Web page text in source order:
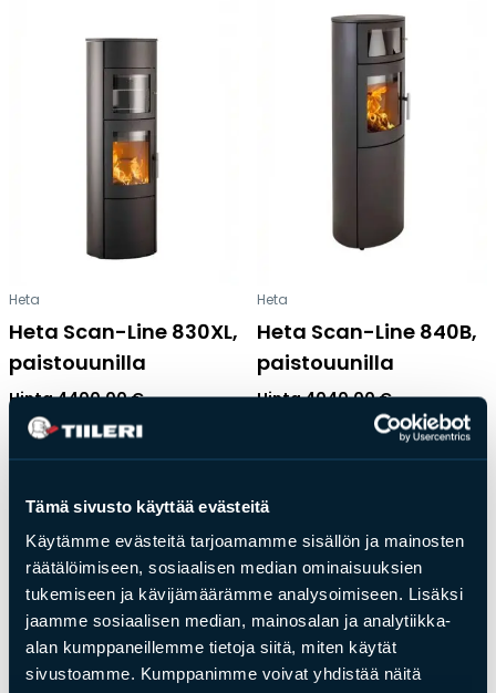
Tämä sivusto käyttää evästeitä
Käytämme evästeitä tarjoamamme sisällön ja mainosten
räätälöimiseen, sosiaalisen median ominaisuuksien
tukemiseen ja kävijämäärämme analysoimiseen. Lisäksi
jaamme sosiaalisen median, mainosalan ja analytiikka-
alan kumppaneillemme tietoja siitä, miten käytät
sivustoamme. Kumppanimme voivat yhdistää näitä
Heta
Heta Scan-Line 830XL,
paistouunilla
Hinta4400,00€
Heta
Heta Scan-Line 840B,
paistouunilla
Hinta4040,00€